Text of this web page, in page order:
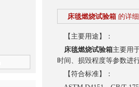
床毯燃烧试验箱 的详
【主要用途】：
床毯燃烧试验箱主要用
时间、损毁程度等参数进
【符合标准】：